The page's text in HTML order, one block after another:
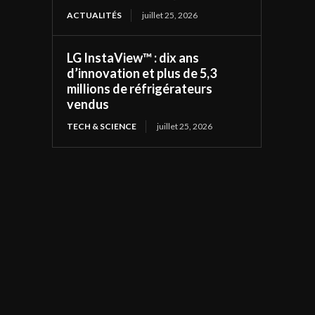
ACTUALITÉS juillet 25, 2026
LG InstaView™ : dix ans
d’innovation et plus de 5,3
millions de réfrigérateurs
vendus
TECH & SCIENCE juillet 25, 2026